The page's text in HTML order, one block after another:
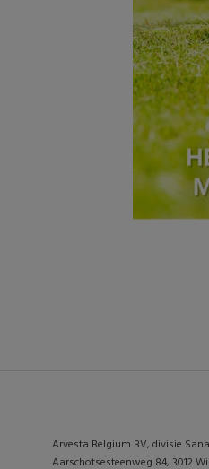
Arvesta Belgium BV, divisie
Aarschotsesteenweg 84, 3012